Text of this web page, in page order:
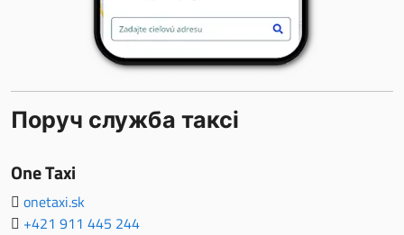
Поруч служба таксі
One Taxi
onetaxi.sk
+421 911 445 244